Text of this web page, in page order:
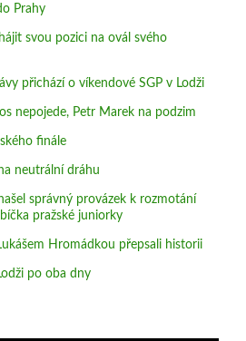
Prahy
svou pozici na ovál svého
přichází o víkendové SGP v Lodži
nepojede, Petr Marek na podzim
finále
neutrální dráhu
správný provázek k rozmotání
pražské juniorky
Hromádkou přepsali historii
po oba dny